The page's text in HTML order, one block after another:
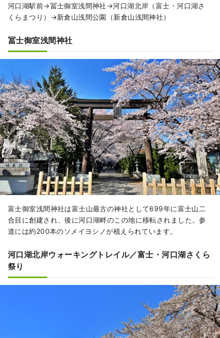
河口湖駅前→冨士御室浅間神社→河口湖北岸（富士・河口湖さ
くらまつり）→新倉山浅間公園（新倉山浅間神社）
冨士御室浅間神社
富士御室浅間神社は富士山最古の神社として699年に富士山二
合目に創建され、後に河口湖畔のこの地に移転されました。参
道には約200本のソメイヨシノが植えられています。
河口湖北岸ウォーキングトレイル／富士・河口湖さくら
祭り